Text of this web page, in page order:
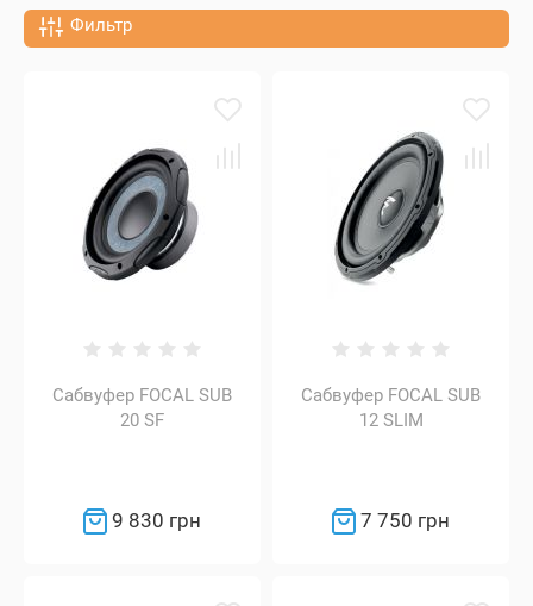
Фильтр
Сабвуфер FOCAL SUB
20 SF
9 830 грн
Сабвуфер FOCAL SUB
12 SLIM
7 750 грн